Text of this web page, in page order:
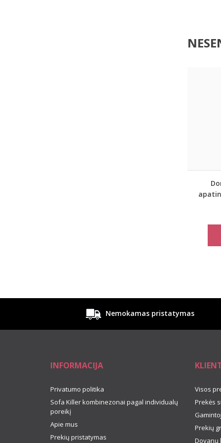
Nemokamas pristatymas
INFORMACIJA
Privatumo politika
Sofa Killer kombinezonai pagal individualų
poreikį
Apie mus
Prekių pristatymas
Visos
Prekės
Prekių
Dovanų